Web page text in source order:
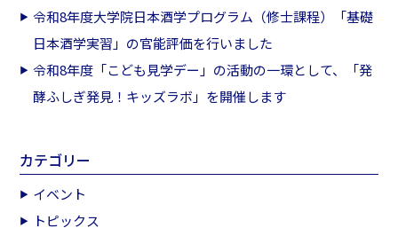
令和8年度大学院日本酒学プログラム（修士課程）「基礎
日本酒学実習」の官能評価を行いました
令和8年度「こども見学デー」の活動の一環として、「発
酵ふしぎ発見！キッズラボ」を開催します
カテゴリー
イベント
トピックス